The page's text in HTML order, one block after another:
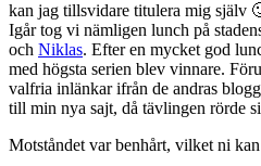
affiliate-
SM
2009
–
Jonny
Elofsson
kan jag tillsvidare titulera mig själv
Igår tog vi nämligen lunch på
och Niklas. Efter en mycket god
med högsta serien blev vinnare.
valfria inlänkar ifrån de andras
till min nya sajt, då tävlingen rörde
Motståndet var benhårt, vilket ni